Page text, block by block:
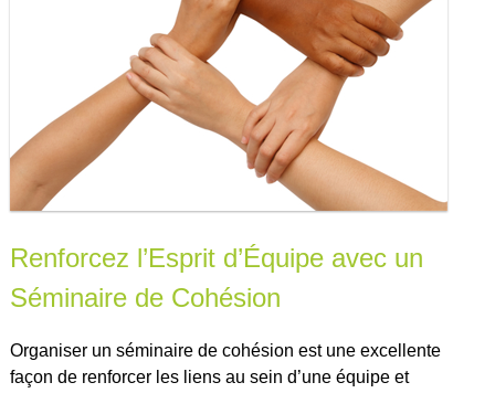
Renforcez l’Esprit d’Équipe avec un
Séminaire de Cohésion
Organiser un séminaire de cohésion est une excellente
façon de renforcer les liens au sein d’une équipe et